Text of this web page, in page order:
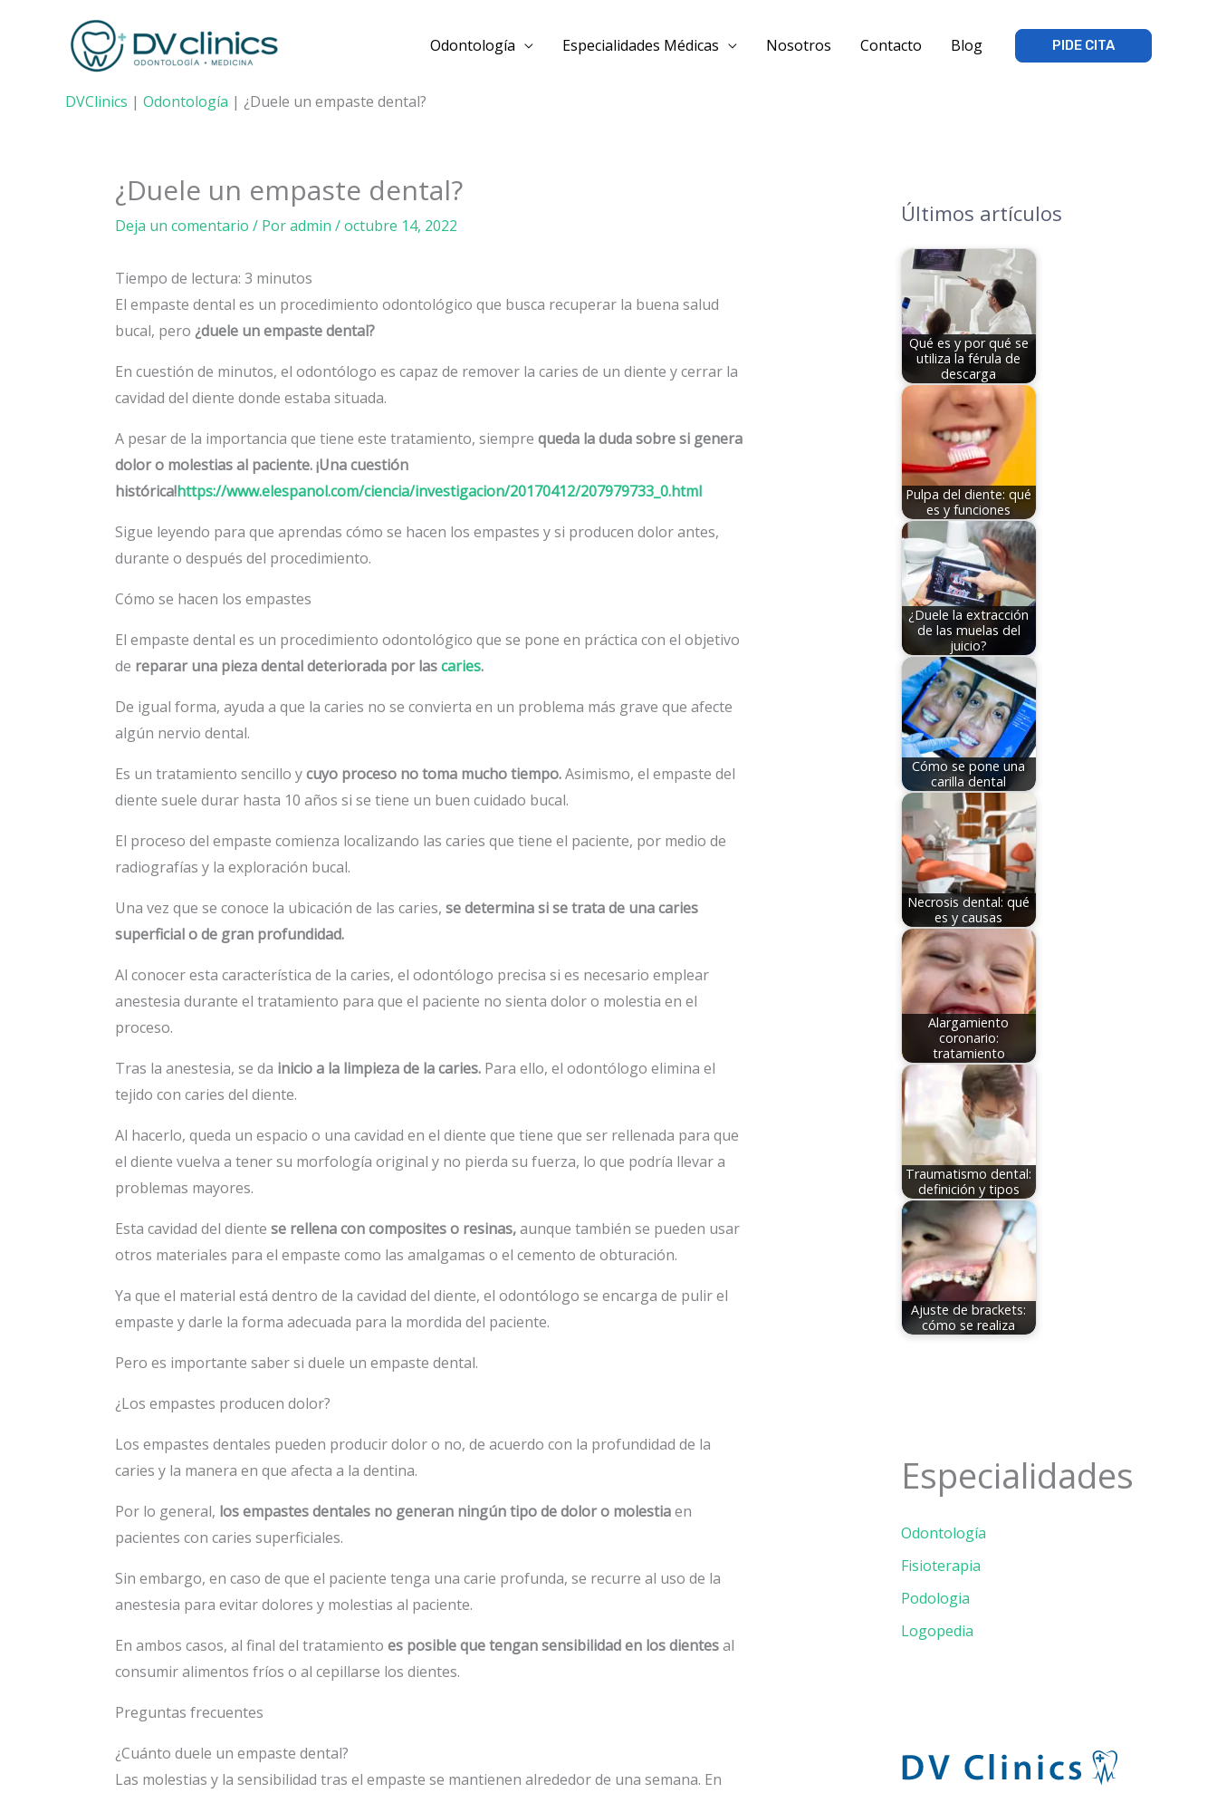
Odontología Especialidades Médicas Nosotros Contacto Blog PIDE CITA
DVClinics | Odontología | ¿Duele un empaste dental?
¿Duele un empaste dental?
Deja un comentario / Poradmin /octubre 14, 2022
Tiempo de lectura: 3 minutos
El empaste dental es un procedimiento odontológico que busca recuperar la buena salud
bucal, pero ¿duele un empaste dental?
En cuestión de minutos, el odontólogo es capaz de remover la caries de un diente y cerrar la
cavidad del diente donde estaba situada.
A pesar de la importancia que tiene este tratamiento, siempre queda la duda sobre si genera
dolor o molestias al paciente. ¡Una cuestión
histórica!https://www.elespanol.com/ciencia/investigacion/20170412/207979733_0.html
Sigue leyendo para que aprendas cómo se hacen los empastes y si producen dolor antes,
durante o después del procedimiento.
Cómo se hacen los empastes
El empaste dental es un procedimiento odontológico que se pone en práctica con el objetivo
de reparar una pieza dental deteriorada por lascaries.
De igual forma, ayuda a que la caries no se convierta en un problema más grave que afecte
algún nervio dental.
Es un tratamiento sencillo ycuyo proceso no toma mucho tiempo.Asimismo, el empaste del
diente suele durar hasta 10 años si se tiene un buen cuidado bucal.
El proceso del empaste comienza localizando las caries que tiene el paciente, por medio de
radiografías y la exploración bucal.
Una vez que se conoce la ubicación de las caries, se determina si se trata de una caries
superficial o de gran profundidad.
Al conocer esta característica de la caries, el odontólogo precisa si es necesario emplear
anestesia durante el tratamiento para que el paciente no sienta dolor o molestia en el
proceso.
Tras la anestesia, se da inicio a la limpieza de la caries. Para ello, el odontólogo elimina el
tejido con caries del diente.
Al hacerlo, queda un espacio o una cavidad en el diente que tiene que ser rellenada para que
el diente vuelva a tener su morfología original y no pierda su fuerza, lo que podría llevar a
problemas mayores.
Esta cavidad del diente se rellena con composites o resinas,aunque también se pueden usar
otros materiales para el empaste como las amalgamas o el cemento de obturación.
Ya que el material está dentro de la cavidad del diente, el odontólogo se encarga de pulir el
empaste y darle la forma adecuada para la mordida del paciente.
Pero es importante saber si duele un empaste dental.
¿Los empastes producen dolor?
Los empastes dentales pueden producir dolor o no, de acuerdo con la profundidad de la
caries y la manera en que afecta a la dentina.
Por lo general, los empastes dentales no generan ningún tipo de dolor o molestiaen
pacientes con caries superficiales.
Sin embargo, en caso de que el paciente tenga una carie profunda, se recurre al uso de la
anestesia para evitar dolores y molestias al paciente.
En ambos casos, al final del tratamiento es posible que tengan sensibilidad en los dientesal
consumir alimentos fríos o al cepillarse los dientes.
Preguntas frecuentes
¿Cuánto duele un empaste dental?
Las molestias y la sensibilidad tras el empaste se mantienen alrededor de una semana. En
Últimos artículos
Qué es y por qué se
utiliza la férula de
descarga
Pulpa del diente: qué
es y funciones
¿Duele la extracción
de las muelas del
juicio?
Cómo se pone una
carilla dental
Necrosis dental: qué
es y causas
Alargamiento
coronario:
tratamiento
Traumatismo dental:
definición y tipos
Ajuste de brackets:
cómo se realiza
Especialidades
Odontología
Fisioterapia
Podologia
Logopedia